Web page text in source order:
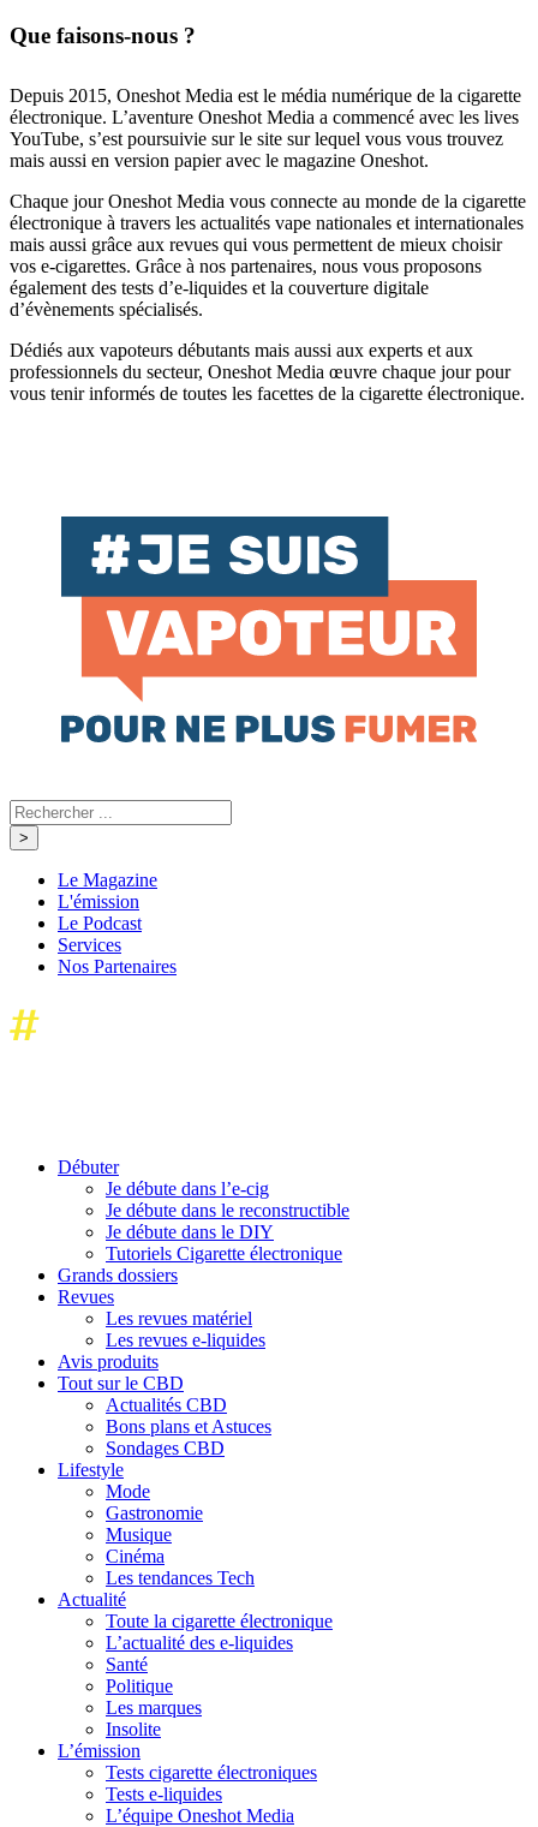
Que faisons-nous ?
Depuis 2015, Oneshot Media est le média numérique de la cigarette
électronique. L’aventure Oneshot Media a commencé avec les lives
YouTube, s’est poursuivie sur le site sur lequel vous vous trouvez
mais aussi en version papier avec le magazine Oneshot.
Chaque jour Oneshot Media vous connecte au monde de la cigarette
électronique à travers les actualités vape nationales et internationales
mais aussi grâce aux revues qui vous permettent de mieux choisir
vos e-cigarettes. Grâce à nos partenaires, nous vous proposons
également des tests d’e-liquides et la couverture digitale
d’évènements spécialisés.
Dédiés aux vapoteurs débutants mais aussi aux experts et aux
professionnels du secteur, Oneshot Media œuvre chaque jour pour
vous tenir informés de toutes les facettes de la cigarette électronique.
Le Magazine
L'émission
Le Podcast
Services
Nos Partenaires
Débuter
Je débute dans l’e-cig
Je débute dans le reconstructible
Je débute dans le DIY
Tutoriels Cigarette électronique
Grands dossiers
Revues
Les revues matériel
Les revues e-liquides
Avis produits
Tout sur le CBD
Actualités CBD
Bons plans et Astuces
Sondages CBD
Lifestyle
Mode
Gastronomie
Musique
Cinéma
Les tendances Tech
Actualité
Toute la cigarette électronique
L’actualité des e-liquides
Santé
Politique
Les marques
Insolite
L’émission
Tests cigarette électroniques
Tests e-liquides
L’équipe Oneshot Media